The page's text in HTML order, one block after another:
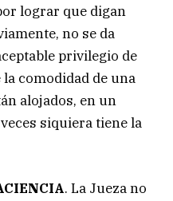
lograr que digan
no se da
privilegio de
comodidad de una
alojados, en un
siquiera tiene la
. La Jueza no